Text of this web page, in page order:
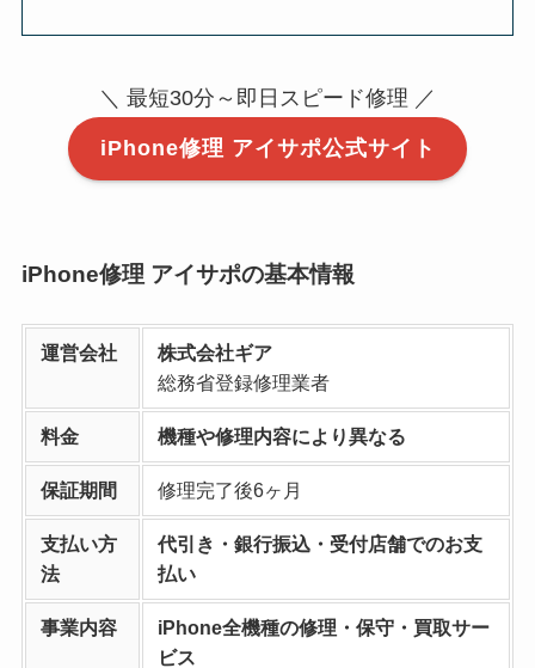
＼ 最短30分～即日スピード修理 ／
iPhone修理 アイサポ公式サイト
iPhone修理 アイサポの基本情報
運営会社
株式会社ギア
総務省登録修理業者
料金 機種や修理内容により異なる
保証期間 修理完了後6ヶ月
支払い方
法
代引き・銀行振込・受付店舗でのお支
払い
事業内容
iPhone全機種の修理・保守・買取サー
ビス